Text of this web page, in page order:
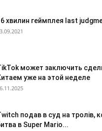
хвилин геймплея last
может заключить
уже на этой неделе
подав в суд на тролів,
в Super Mario...